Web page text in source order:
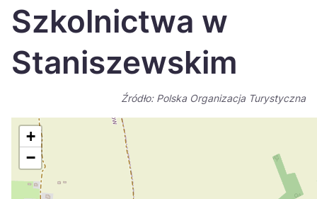
Dansk
Italiano
日本
Português
Suomi
Україна
Szkolnictwa w
Staniszewskim
Źródło: Polska Organizacja Turystyczna
+
−